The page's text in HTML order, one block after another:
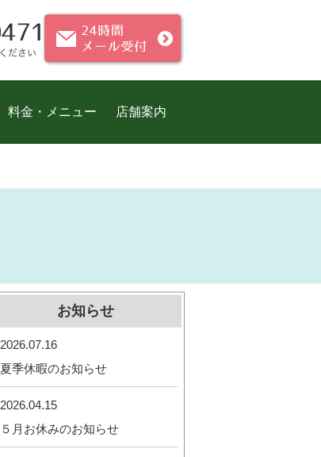
料金・メニュー 店舗案内
お知らせ
2026.07.16
夏季休暇のお知らせ
2026.04.15
５月お休みのお知らせ